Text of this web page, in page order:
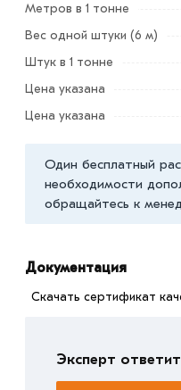
25х25х2 мм из категории
действительны в
профессиональные
свяжутся с Вами для
или самовывоза.
соответствует всем
купленного товарa в
обязательно).
Метров в 1 тонне
Вес одной штуки (6 м)
Штук в 1 тонне
Цена указана
Цена указана
Один бесплатный
необходимости
обращайтесь к
Документация
Скачать сертификат
Эксперт